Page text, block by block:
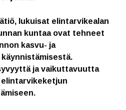
lukuisat elintarvikealan
kuntaa ovat tehneet
kasvu- ja
ja vaikuttavuutta